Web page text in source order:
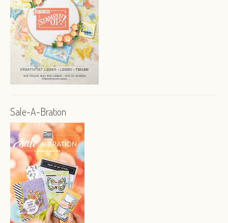
Sale-A-Bration